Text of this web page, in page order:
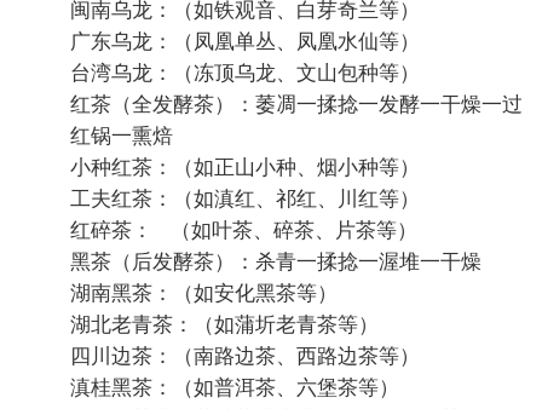
可以从几个方面来分：
1.从树种，分灌木和乔木（云南普洱多为乔木）。
2.从产地分，云南普洱，福建铁观音，湖南黑茶
等。
3.从加工工艺来分，红茶，绿茶，白茶等。
4.从包装与形态分，紧压茶，散茶，速溶茶等。
总之分类很多，挺复杂，更多的可查阅相关资料书
籍。

2022-5-18 01:47:56
123456848 中级会员 
比较好理解的就分两类：
基础茶类